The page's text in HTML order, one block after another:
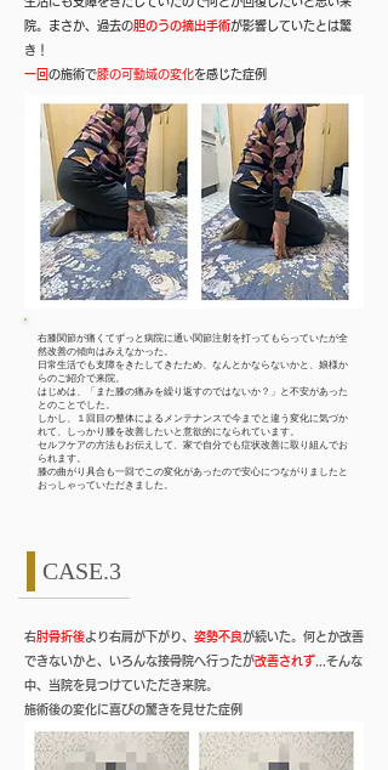
院。まさか、過去の胆のうの摘出手術が影響していたとは驚
き！
一回 の施術で膝の可動域の変化を感じた症例
右膝関節が痛くてずっと病院に通い関節注射を打ってもらっていたが全
然改善の傾向はみえなかった。
日常生活でも支障をきたしてきたため、なんとかならないかと、娘様か
らのご紹介で来院。
はじめは、「また膝の痛みを繰り返すのではないか？」と不安があった
とのことでした。
しかし、１回目の整体によるメンテナンスで今までと違う変化に気づか
れて、しっかり膝を改善したいと意欲的になられています。
​セルフケアの方法もお伝えして、家で自分でも症状改善に取り組んでお
られます。
​膝の曲がり具合も一回でこの変化があったので安心につながりましたと
おっしゃっていただきました。
CASE.3
​右肘骨折後より右肩が下がり、 姿勢不良が続いた。何とか改善
できないかと、いろんな接骨院へ行ったが改善されず ...そんな
中、当院を見つけていただき来院。
施術後の変化に喜びの驚きを見せた症例